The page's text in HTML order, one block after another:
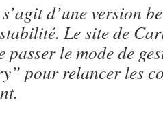
d’une version
Le site de
passer le mode de
pour relancer les